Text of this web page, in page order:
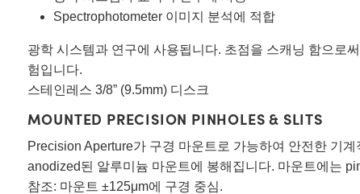
Spectrophotometer 이미지 분석에 적합
광학 시스템과 연구에 사용됩니다. 초점을 스캐닝 함으로
험입니다.
스테인레스 3/8” (9.5mm) 디스크
MOUNTED PRECISION PINHOLES & SLITS
Precision Aperture가 구경 마운트로 가능하여 안전한 기
anodized된 알루미늄 마운트에 봉해집니다. 마운트에는
참조: 마운트 ±125μm에 구경 중심.